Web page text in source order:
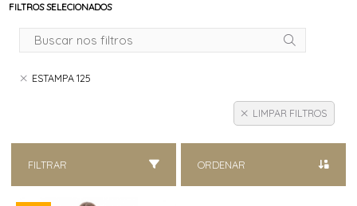
FILTROS SELECIONADOS
ESTAMPA 125
LIMPAR FILTROS
FILTRAR ORDENAR